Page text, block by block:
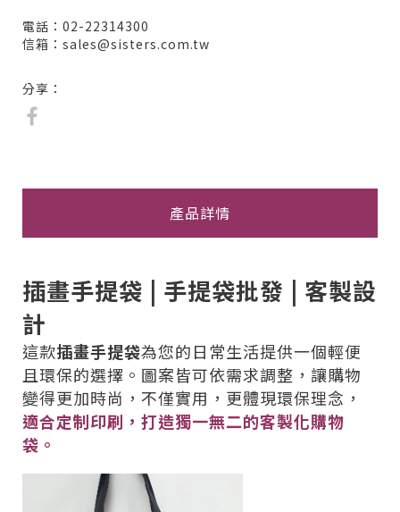
電話：02-22314300
信箱：sales@sisters.com.tw
分享：
產品詳情
插畫手提袋 | 手提袋批發 | 客製設
計
這款插畫手提袋為您的日常生活提供一個輕便
且環保的選擇。圖案皆可依需求調整，讓購物
變得更加時尚，不僅實用，更體現環保理念，
適合定制印刷，打造獨一無二的客製化購物
袋。